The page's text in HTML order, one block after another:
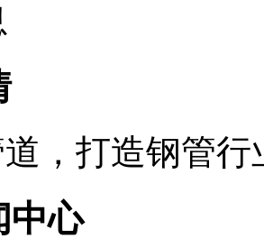
，打造钢管
中心